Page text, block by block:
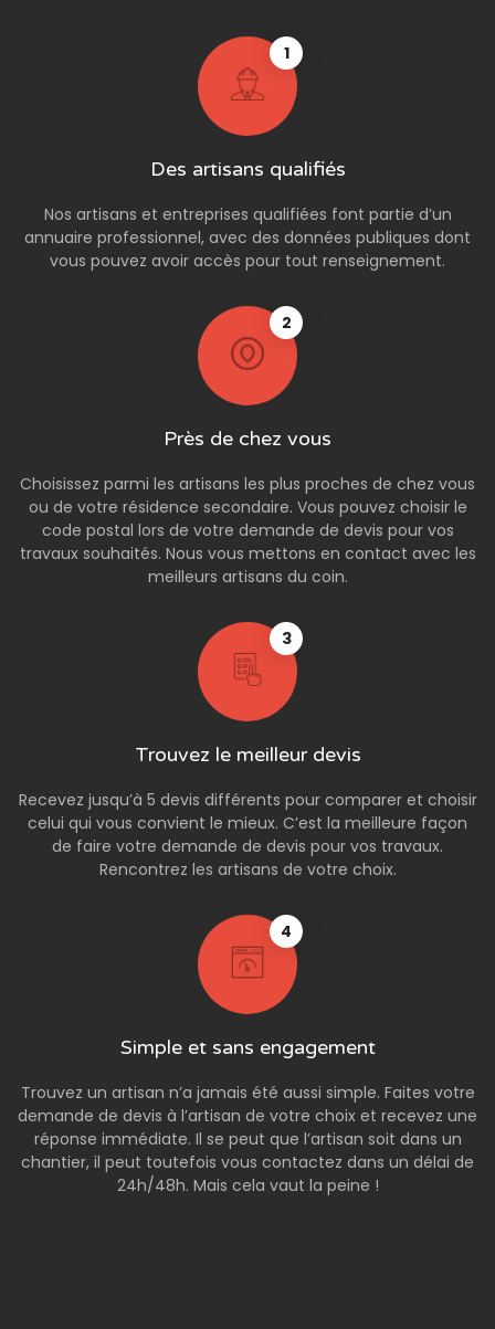
1
Des artisans qualifiés
Nos artisans et entreprises qualifiées font partie d’un
annuaire professionnel, avec des données publiques dont
vous pouvez avoir accès pour tout renseignement.
2
Près de chez vous
Choisissez parmi les artisans les plus proches de chez vous
ou de votre résidence secondaire. Vous pouvez choisir le
code postal lors de votre demande de devis pour vos
travaux souhaités. Nous vous mettons en contact avec les
meilleurs artisans du coin.
3
Trouvez le meilleur devis
Recevez jusqu’à 5 devis différents pour comparer et choisir
celui qui vous convient le mieux. C’est la meilleure façon
de faire votre demande de devis pour vos travaux.
Rencontrez les artisans de votre choix.
4
Simple et sans engagement
Trouvez un artisan n’a jamais été aussi simple. Faites votre
demande de devis à l’artisan de votre choix et recevez une
réponse immédiate. Il se peut que l’artisan soit dans un
chantier, il peut toutefois vous contactez dans un délai de
24h/48h. Mais cela vaut la peine !